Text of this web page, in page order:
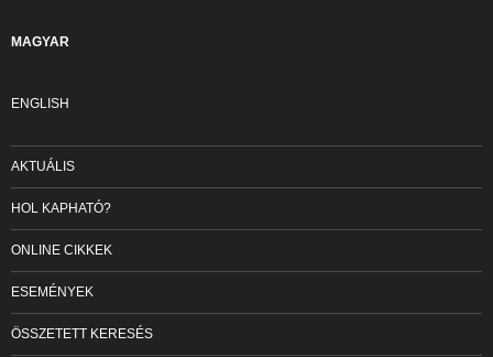
MAGYAR
ENGLISH
AKTUÁLIS
HOL KAPHATÓ?
ONLINE CIKKEK
ESEMÉNYEK
ÖSSZETETT KERESÉS